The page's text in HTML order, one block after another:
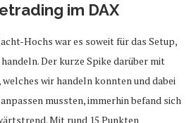
im DAX
Hochs war es soweit für das Setup,
Der kurze Spike darüber mit
wir handeln konnten und dabei
mussten, immerhin befand sich
Mit rund 15 Punkten